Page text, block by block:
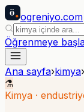
ö ogreniyo.com
Öğrenmeye
Ana sayfa›kimya›
⚗️
Kimya ·